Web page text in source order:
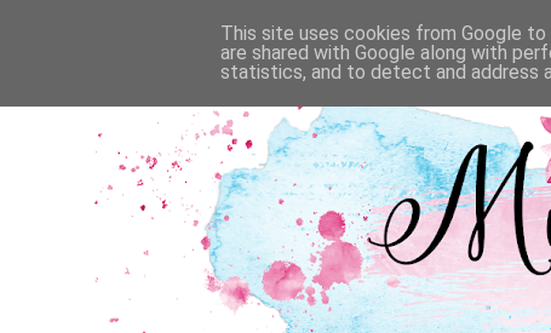
This site uses cookies from Google
are shared with Google along with
statistics, and to detect and address